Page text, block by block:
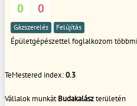
0 0
Gázszerelés Felújítás
Épületgépészettel foglalkozom
TeMestered index:0.3
Vállalok munkátBudakalászterületén